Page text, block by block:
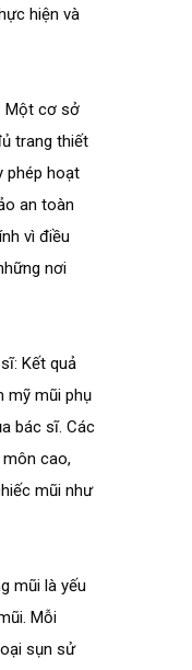
hiện và
Một cơ sở
trang thiết
phép hoạt
an toàn
vì điều
nơi
Kết quả
mỹ mũi phụ
bác sĩ. Các
môn cao,
mũi như
mũi là yếu
Mỗi
sụn sử